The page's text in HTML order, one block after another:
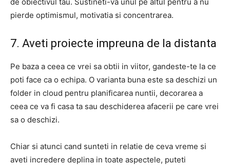
pierde optimismul, motivatia si concentrarea.
7. Aveti proiecte impreuna de la distanta
Pe baza a ceea ce vrei sa obtii in viitor, gandeste-te la ce
poti face ca o echipa. O varianta buna este sa deschizi un
folder in cloud pentru planificarea nuntii, decorarea a
ceea ce va fi casa ta sau deschiderea afacerii pe care vrei
sa o deschizi.
Chiar si atunci cand sunteti in relatie de ceva vreme si
aveti incredere deplina in toate aspectele, puteti